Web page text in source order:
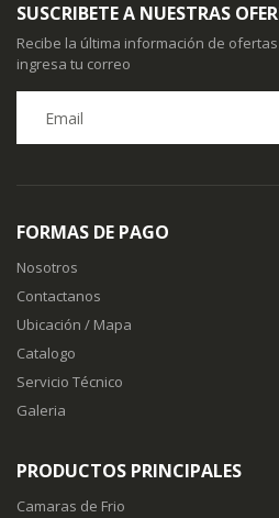
SUSCRIBETE A NUESTRAS
Recibe la última información de
ingresa tu correo
FORMAS DE PAGO
Nosotros
Contactanos
Ubicación / Mapa
Catalogo
Servicio Técnico
Galeria
PRODUCTOS PRINCIPALES
Camaras de Frio